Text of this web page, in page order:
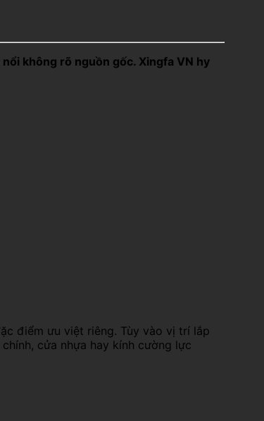
không rõ nguồn gốc. Xingfa VN hy
điểm ưu việt riêng. Tùy vào vị trí lắp
cửa nhựa hay kính cường lực